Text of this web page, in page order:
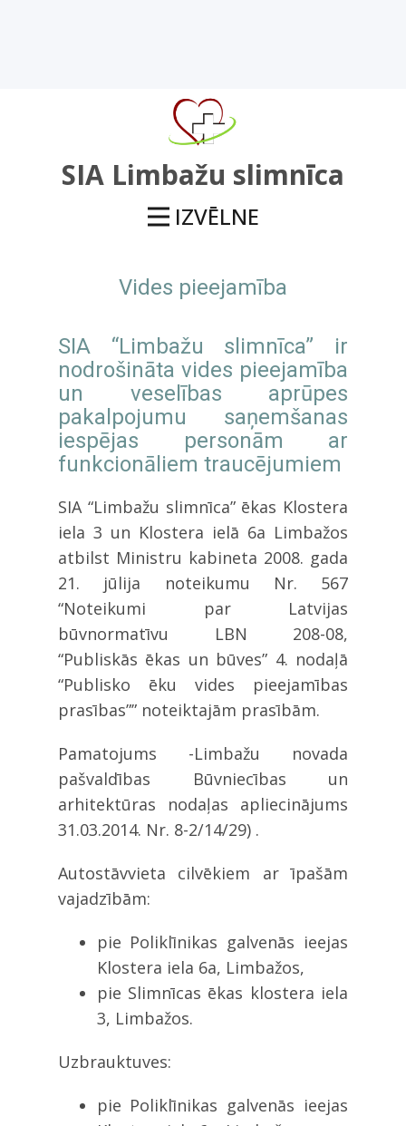
SIA Limbažu slimnīca
IZVĒLNE
Vides pieejamība
SIA “Limbažu slimnīca” ir
nodrošināta vides pieejamība
un veselības aprūpes
pakalpojumu saņemšanas
iespējas personām ar
funkcionāliem traucējumiem
SIA “Limbažu slimnīca” ēkas Klostera
iela 3 un Klostera ielā 6a Limbažos
atbilst Ministru kabineta 2008. gada
21. jūlija noteikumu Nr. 567
“Noteikumi par Latvijas
būvnormatīvu LBN 208-08,
“Publiskās ēkas un būves” 4. nodaļā
“Publisko ēku vides pieejamības
prasības”” noteiktajām prasībām.
Pamatojums -Limbažu novada
pašvaldības Būvniecības un
arhitektūras nodaļas apliecinājums
31.03.2014. Nr. 8-2/14/29) .
Autostāvvieta cilvēkiem ar īpašām
vajadzībām:
pie Poliklīnikas galvenās ieejas
Klostera iela 6a, Limbažos,
pie Slimnīcas ēkas klostera iela
3, Limbažos.
Uzbrauktuves:
pie Poliklīnikas galvenās ieejas